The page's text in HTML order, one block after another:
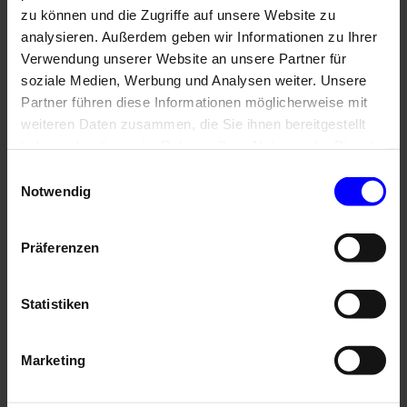
zu können und die Zugriffe auf unsere Website zu
analysieren. Außerdem geben wir Informationen zu Ihrer
Verwendung unserer Website an unsere Partner für
soziale Medien, Werbung und Analysen weiter. Unsere
Partner führen diese Informationen möglicherweise mit
weiteren Daten zusammen, die Sie ihnen bereitgestellt
Notwendig
Präferenzen
Statistiken
Marketing
WAREMA
Kassetten-
Markisen“
Energie sparen und Klima schützen